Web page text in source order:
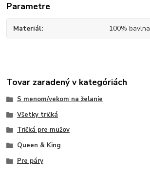
Parametre
Materiál 100% bavlna
Tovar zaradený v kategóriách
S menom/vekom na želanie
Všetky tričká
Tričká pre mužov
Queen & King
Pre páry